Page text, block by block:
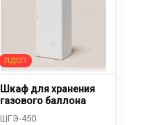
Шкаф для хранения
газового баллона